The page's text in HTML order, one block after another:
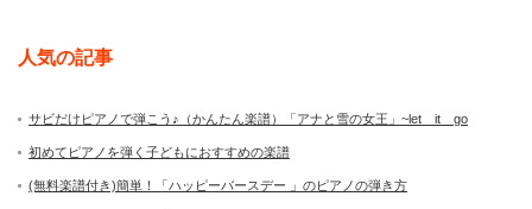
人気の記事
サビだけピアノで弾こう♪（かんたん楽譜）「アナと雪の女王」~let it go
初めてピアノを弾く子どもにおすすめの楽譜
(無料楽譜付き)簡単！「ハッピーバースデー 」のピアノの弾き方